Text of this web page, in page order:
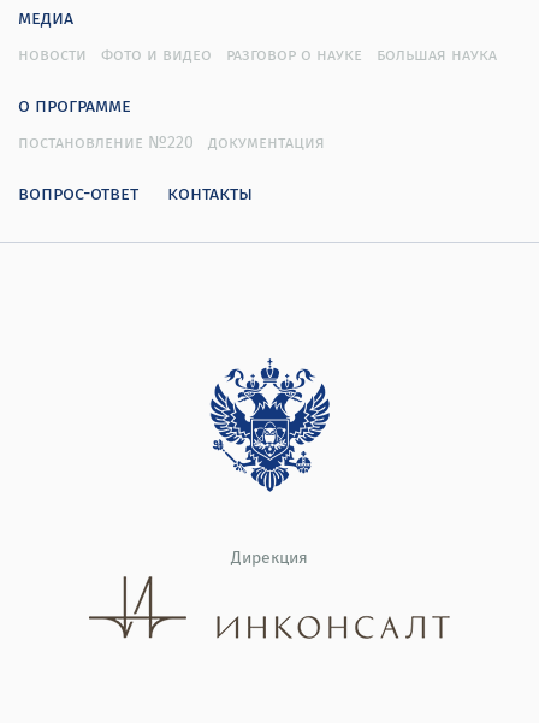
медиа
новости фото и видео разговор о науке большая наука
о программе
постановление №220 документация
вопрос-ответ контакты
Дирекция